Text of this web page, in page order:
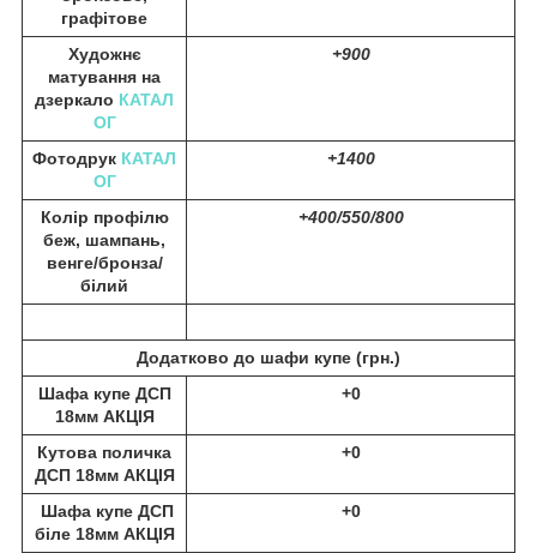
графітове
Художнє
матування на
дзеркало КАТАЛ
ОГ
+900
Фотодрук КАТАЛ
ОГ
+1400
Колір профілю
беж, шампань,
венге/бронза/
білий
+400/550/800
Додатково до шафи купе (грн.)
Шафа купе ДСП
18мм АКЦІЯ
+0
Кутова поличка
ДСП 18мм АКЦІЯ
+0
Шафа купе ДСП
біле 18мм АКЦІЯ
+0